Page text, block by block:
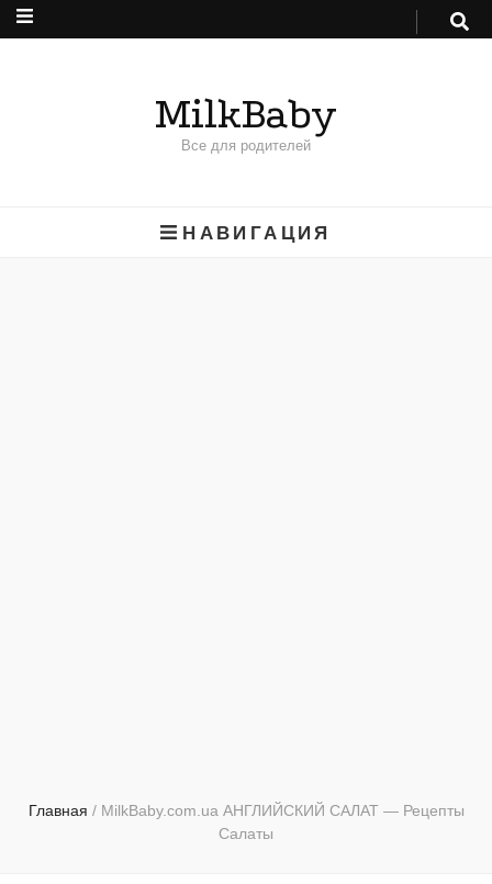
MilkBaby
Все для родителей
НАВИГАЦИЯ
Главная / MilkBaby.com.ua АНГЛИЙСКИЙ САЛАТ — Рецепты
Салаты